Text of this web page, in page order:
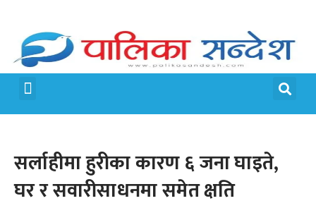
सर्लाहीमा हुरीका कारण ६ जना घाइते,
घर र सवारीसाधनमा समेत क्षति